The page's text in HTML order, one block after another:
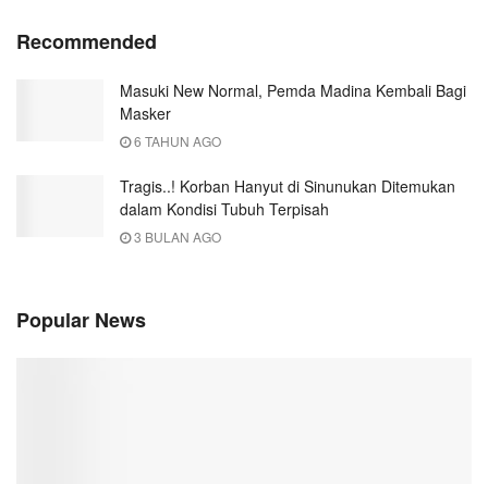
Recommended
Masuki New Normal, Pemda Madina Kembali Bagi
Masker
6 TAHUN AGO
Tragis..! Korban Hanyut di Sinunukan Ditemukan
dalam Kondisi Tubuh Terpisah
3 BULAN AGO
Popular News